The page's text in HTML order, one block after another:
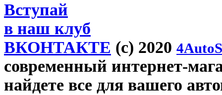
Вступай
в наш клуб
ВКОНТАКТЕ (c) 2020
современный интернет-
найдете все для вашего